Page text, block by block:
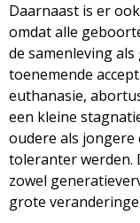
Daarnaast is er
omdat alle
de samenleving
toenemende
euthanasie,
een kleine
oudere als
toleranter werden.
zowel
grote